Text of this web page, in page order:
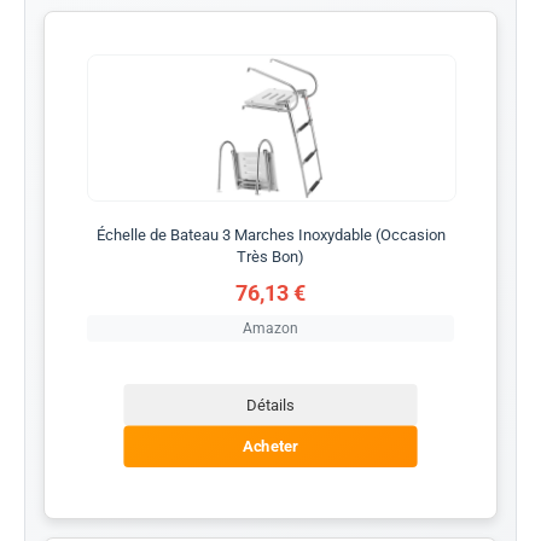
Échelle de Bateau 3 Marches Inoxydable (Occasion
Très Bon)
76,13 €
Amazon
Détails
Acheter